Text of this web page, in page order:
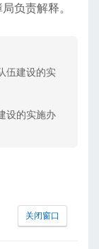
负责解释。
伍建设的实
设的实施办
关闭窗口